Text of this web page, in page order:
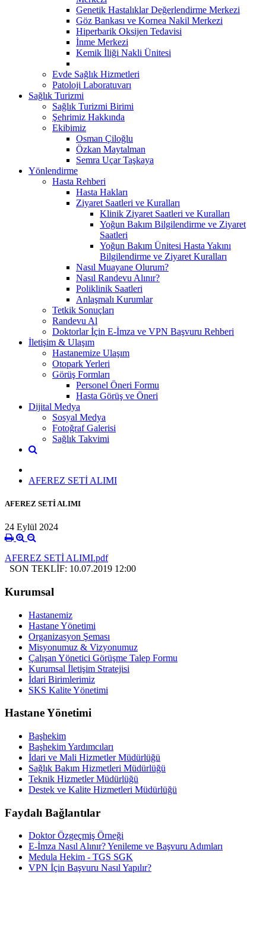
Genetik Hastalıklar Değerlendirme Merkezi
Göz Bankası ve Kornea Nakil Merkezi
Hiperbarik Oksijen Tedavisi
İnme Merkezi
Kemik İliği Nakli Ünitesi
Evde Sağlık Hizmetleri
Patoloji Laboratuvarı
Sağlık Turizmi
Sağlık Turizmi Birimi
Şehrimiz Hakkında
Ekibimiz
Osman Çiloğlu
Özkan Maytalman
Semra Uçar Taşkaya
Yönlendirme
Hasta Rehberi
Hasta Hakları
Ziyaret Saatleri ve Kuralları
Klinik Ziyaret Saatleri ve Kuralları
Yoğun Bakım Bilgilendirme ve Ziyaret
Saatleri
Yoğun Bakım Ünitesi Hasta Yakını
Bilgilendirme ve Ziyaret Kuralları
Nasıl Muayane Olurum?
Nasıl Randevu Alınır?
Poliklinik Saatleri
Anlaşmalı Kurumlar
Tetkik Sonuçları
Randevu Al
Doktorlar İçin E-İmza ve VPN Başvuru Rehberi
İletişim & Ulaşım
Hastanemize Ulaşım
Otopark Yerleri
Görüş Formları
Personel Öneri Formu
Hasta Görüş ve Öneri
Dijital Medya
Sosyal Medya
Fotoğraf Galerisi
Sağlık Takvimi
AFEREZ SETİ ALIMI
AFEREZ SETİ ALIMI
24 Eylül 2024
AFEREZ SETİ ALIMI.pdf
SON TEKLİF: 10.07.2019 12:00
Kurumsal
Hastanemiz
Hastane Yönetimi
Organizasyon Şeması
Misyonumuz & Vizyonumuz
Çalışan Yönetici Görüşme Talep Formu
Kurumsal İletişim Stratejisi
İdari Birimlerimiz
SKS Kalite Yönetimi
Hastane Yönetimi
Başhekim
Başhekim Yardımcıları
İdari ve Mali Hizmetler Müdürlüğü
Sağlık Bakım Hizmetleri Müdürlüğü
Teknik Hizmetler Müdürlüğü
Destek ve Kalite Hizmetleri Müdürlüğü
Faydalı Bağlantılar
Doktor Özgeçmiş Örneği
E-İmza Nasıl Alınır? Yenileme ve Başvuru Adımları
Medula Hekim - TGS SGK
VPN İçin Başvuru Nasıl Yapılır?